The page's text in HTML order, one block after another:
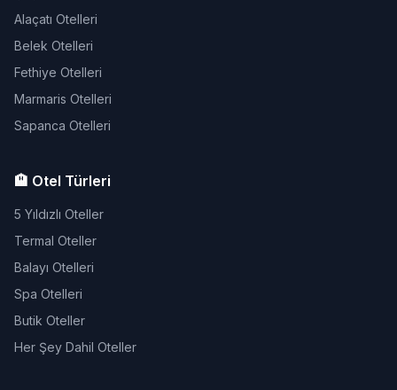
Alaçatı Otelleri
Belek Otelleri
Fethiye Otelleri
Marmaris Otelleri
Sapanca Otelleri
🏨 Otel Türleri
5 Yıldızlı Oteller
Termal Oteller
Balayı Otelleri
Spa Otelleri
Butik Oteller
Her Şey Dahil Oteller